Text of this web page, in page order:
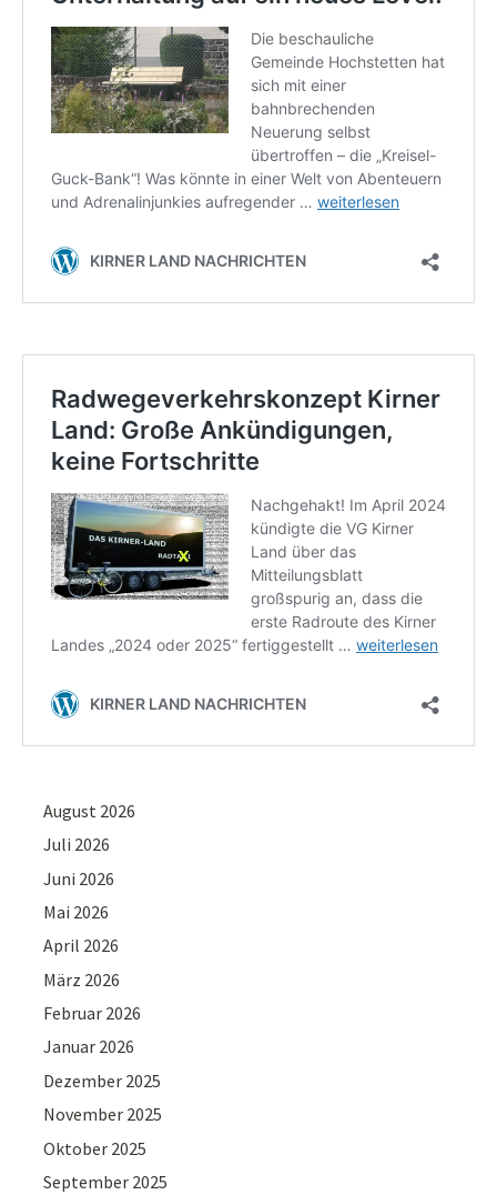
August 2026
Juli 2026
Juni 2026
Mai 2026
April 2026
März 2026
Februar 2026
Januar 2026
Dezember 2025
November 2025
Oktober 2025
September 2025